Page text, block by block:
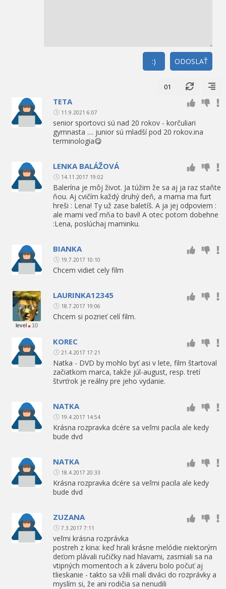
ODOSLAŤ
:)
01
TETA
11.9.2021 6:07
senior sportovci sú nad 20 rokov - korčuliari
gymnasta .... junior sú mladší pod 20 rokov.ina
terminologia😋
LENKA BALÁŽOVÁ
14.11.2017 19:02
Balerína je môj život. Ja túžim že sa aj ja raz staňte
ňou. Aj cvičím každý druhý deň, a mama ma furt
hreši : Lena! Ty už zase baletíš. A ja jej odpoviem :
ale mami veď mňa to baví! A otec potom dobehne
:Lena, poslúchaj maminku.
BIANKA
19.7.2017 10:10
Chcem vidiet cely film
level 10
LAURINKA12345
18.7.2017 19:06
Chcem si pozrieť celí film.
KOREC
21.4.2017 17:21
Natka - DVD by mohlo byť asi v lete, film štartoval
začiatkom marca, takže júl-august, resp. tretí
štvrťrok je reálny pre jeho vydanie.
NATKA
19.4.2017 14:54
Krásna rozpravka dcére sa veľmi pacila ale kedy
bude dvd
NATKA
18.4.2017 20:33
Krásna rozpravka dcére sa veľmi pacila ale kedy
bude dvd
ZUZANA
7.3.2017 7:11
veľmi krásna rozprávka
postreh z kina: keď hrali krásne melódie niektorým
deťom plávali ručičky nad hlavami, zasmiali sa na
vtipných momentoch a k záveru bolo počuť aj
tlieskanie - takto sa vžili malí diváci do rozprávky a
myslím si, že ani rodičia sa nenudili